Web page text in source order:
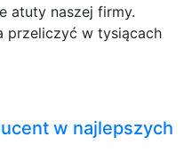
atuty naszej firmy.
przeliczyć w tysiącach
w najlepszych